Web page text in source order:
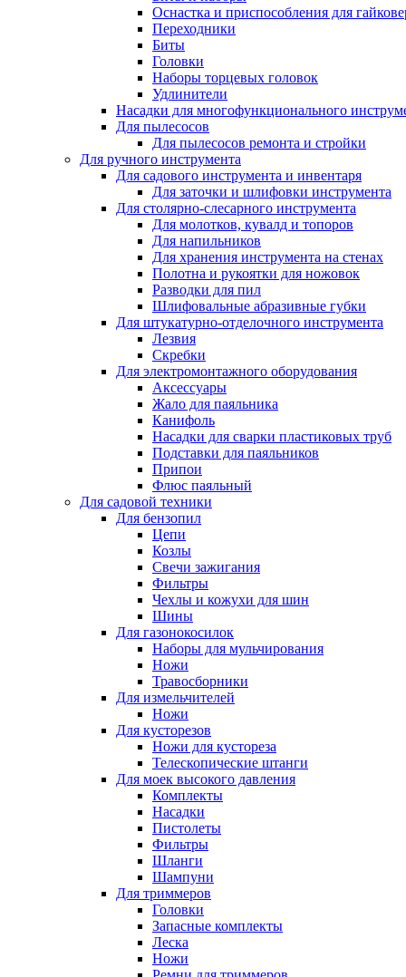
Оснастка и приспособления для
Переходники
Биты
Головки
Наборы торцевых головок
Удлинители
Насадки для многофункционального
Для пылесосов
Для пылесосов ремонта и стройки
Для ручного инструмента
Для садового инструмента и инвентаря
Для заточки и шлифовки инструмента
Для столярно-слесарного инструмента
Для молотков, кувалд и топоров
Для напильников
Для хранения инструмента на стенах
Полотна и рукоятки для ножовок
Разводки для пил
Шлифовальные абразивные губки
Для штукатурно-отделочного инструмента
Лезвия
Скребки
Для электромонтажного оборудования
Аксессуары
Жало для паяльника
Канифоль
Насадки для сварки пластиковых труб
Подставки для паяльников
Припои
Флюс паяльный
Для садовой техники
Для бензопил
Цепи
Козлы
Свечи зажигания
Фильтры
Чехлы и кожухи для шин
Шины
Для газонокосилок
Наборы для мульчирования
Ножи
Травосборники
Для измельчителей
Ножи
Для кусторезов
Ножи для кустореза
Телескопические штанги
Для моек высокого давления
Комплекты
Насадки
Пистолеты
Фильтры
Шланги
Шампуни
Для триммеров
Головки
Запасные комплекты
Леска
Ножи